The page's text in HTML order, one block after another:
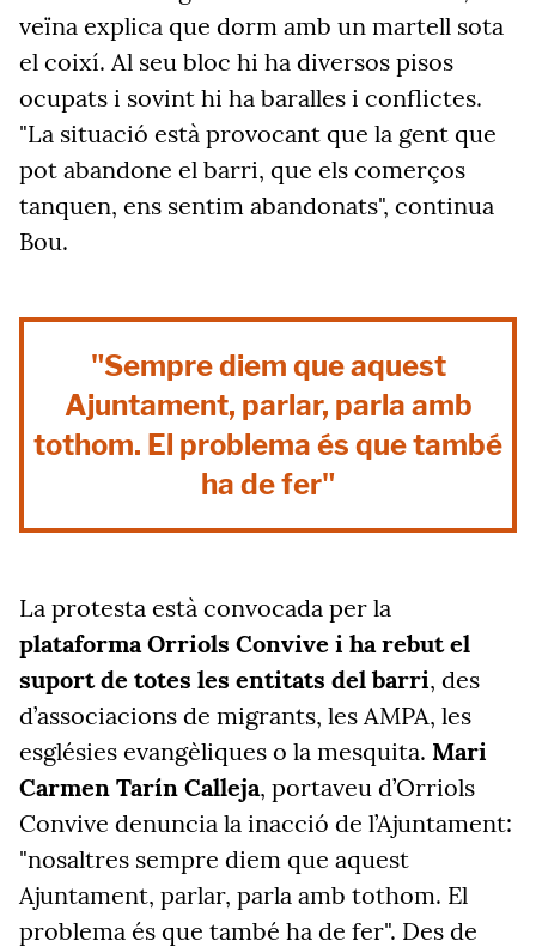
veïna explica que dorm amb un martell sota
el coixí. Al seu bloc hi ha diversos pisos
ocupats i sovint hi ha baralles i conflictes.
"La situació està provocant que la gent que
pot abandone el barri, que els comerços
tanquen, ens sentim abandonats", continua
Bou.
"Sempre diem que aquest
Ajuntament, parlar, parla amb
tothom. El problema és que també
ha de fer"
La protesta està convocada per la
plataforma Orriols Convive i ha rebut el
suport de totes les entitats del barri, des
d’associacions de migrants, les AMPA, les
esglésies evangèliques o la mesquita. Mari
Carmen Tarín Calleja, portaveu d’Orriols
Convive denuncia la inacció de l’Ajuntament:
"nosaltres sempre diem que aquest
Ajuntament, parlar, parla amb tothom. El
problema és que també ha de fer". Des de